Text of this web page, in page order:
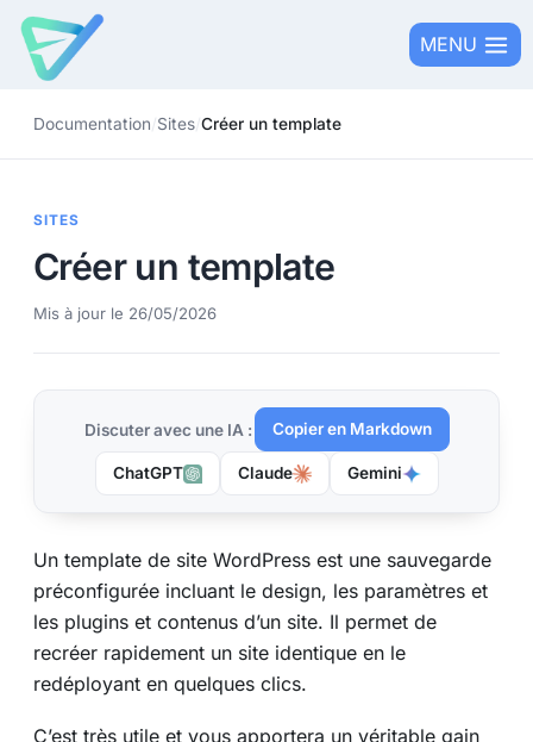
Aller
contenu
MENU
Documentation/Sites/Créer un template
SITES
Créer un template
Mis à jour le 26/05/2026
Discuter avec une IA : Copier en Markdown
ChatGPT Claude Gemini
Un template de site WordPress est une sauvegarde
préconfigurée incluant le design, les paramètres et
les plugins et contenus d’un site. Il permet de
recréer rapidement un site identique en le
redéployant en quelques clics.
C’est très utile et vous apportera un véritable gain